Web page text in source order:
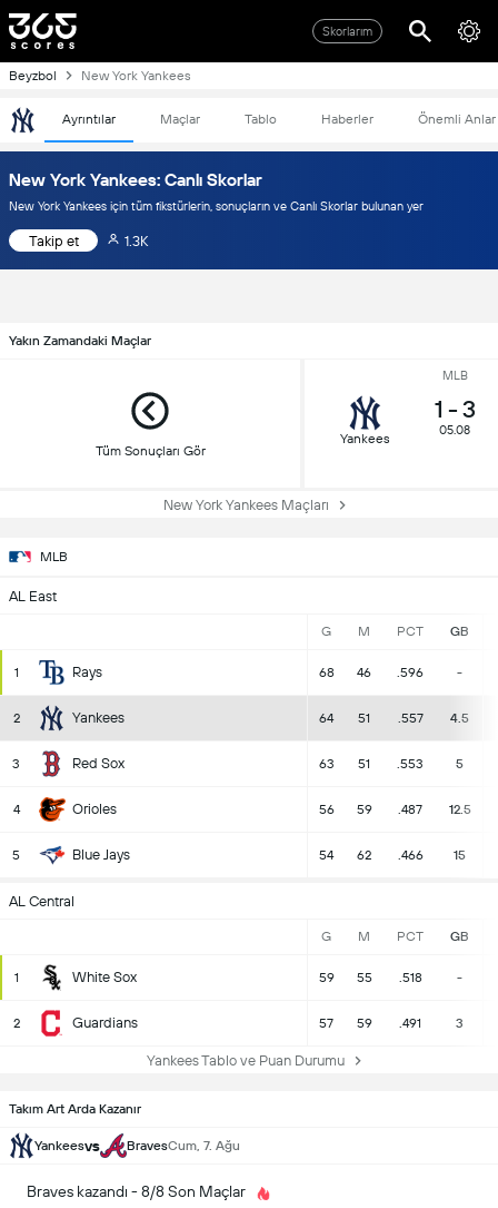
Skorlarım
Beyzbol New York Yankees
Ayrıntılar Maçlar Tablo Haberler Önemli Anlar
New York Yankees: Canlı Skorlar
New York Yankees için tüm fikstürlerin, sonuçların ve Canlı Skorlar bulunan yer
Takip et 1.3K
Yakın Zamandaki Maçlar
Tüm Sonuçları Gör
MLB
Yankees
1 - 3
05.08
New York Yankees Maçları
MLB
AL East
G M PCT GB
1 Rays 68 46 .596 -
2 Yankees 64 51 .557 4.5
3 Red Sox 63 51 .553 5
4 Orioles 56 59 .487 12.5
5 Blue Jays 54 62 .466 15
AL Central
G M PCT GB
1 White Sox 59 55 .518 -
2 Guardians 57 59 .491 3
Yankees Tablo ve Puan Durumu
Takım Art Arda Kazanır
Yankeesvs BravesCum, 7. Ağu
Braves kazandı - 8/8 Son Maçlar